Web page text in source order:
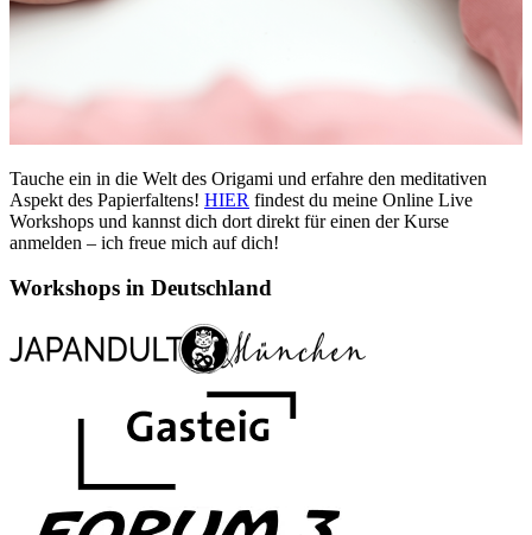
Tauche ein in die Welt des Origami und erfahre den meditativen
Aspekt des Papierfaltens! HIER findest du meine Online Live
Workshops und kannst dich dort direkt für einen der Kurse
anmelden – ich freue mich auf dich!
Workshops in Deutschland